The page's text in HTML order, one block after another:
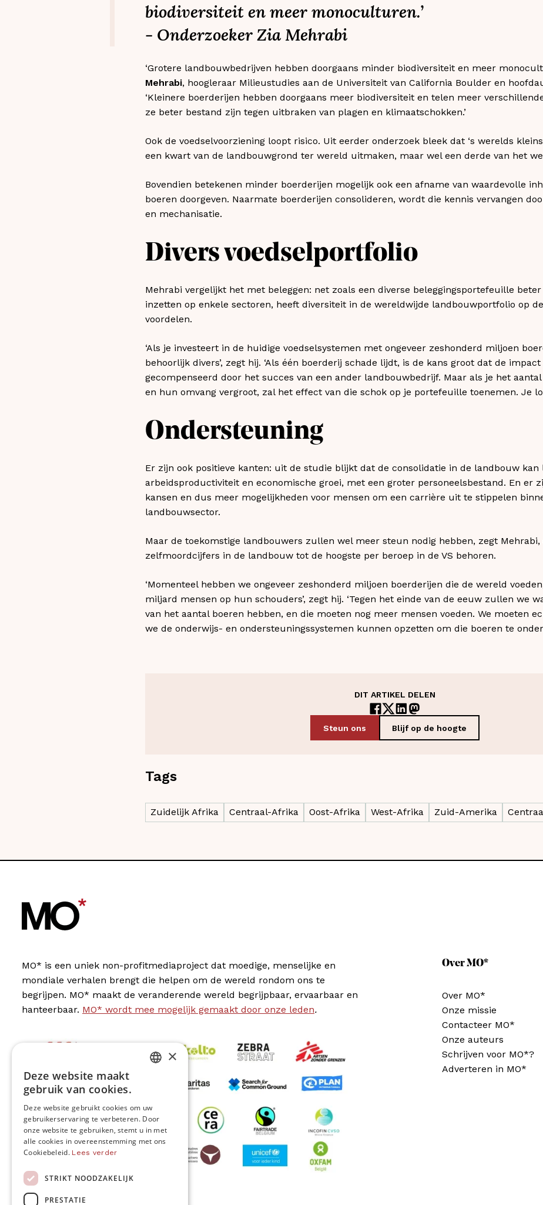
biodiversiteit en meer monoculturen.’
- Onderzoeker Zia Mehrabi
‘Grotere landbouwbedrijven hebben doorgaans minder biodiversiteit en meer
Mehrabi, hoogleraar Milieustudies aan de Universiteit van California Boulder en
‘Kleinere boerderijen hebben doorgaans meer biodiversiteit en telen meer
ze beter bestand zijn tegen uitbraken van plagen en klimaatschokken.’
Ook de voedselvoorziening loopt risico. Uit eerder onderzoek bleek dat ‘s werelds
een kwart van de landbouwgrond ter wereld uitmaken, maar wel een derde van het
Bovendien betekenen minder boerderijen mogelijk ook een afname van waardevolle
boeren doorgeven. Naarmate boerderijen consolideren, wordt die kennis vervangen
en mechanisatie.
Divers voedselportfolio
Mehrabi vergelijkt het met beleggen: net zoals een diverse beleggingsportefeuille
inzetten op enkele sectoren, heeft diversiteit in de wereldwijde landbouwportfolio op
voordelen.
‘Als je investeert in de huidige voedselsystemen met ongeveer zeshonderd miljoen
behoorlijk divers’, zegt hij. ‘Als één boerderij schade lijdt, is de kans groot dat de
gecompenseerd door het succes van een ander landbouwbedrijf. Maar als je het
en hun omvang vergroot, zal het effect van die schok op je portefeuille toenemen. Je
Ondersteuning
Er zijn ook positieve kanten: uit de studie blijkt dat de consolidatie in de landbouw kan
arbeidsproductiviteit en economische groei, met een groter personeelsbestand. En er
kansen en dus meer mogelijkheden voor mensen om een carrière uit te stippelen
landbouwsector.
Maar de toekomstige landbouwers zullen wel meer steun nodig hebben, zegt
zelfmoordcijfers in de landbouw tot de hoogste per beroep in de VS behoren.
‘Momenteel hebben we ongeveer zeshonderd miljoen boerderijen die de wereld
miljard mensen op hun schouders’, zegt hij. ‘Tegen het einde van de eeuw zullen we
van het aantal boeren hebben, en die moeten nog meer mensen voeden. We moeten
we de onderwijs- en ondersteuningssystemen kunnen opzetten om die boeren te
DIT ARTIKEL DELEN
Steun ons Blijf op de hoogte
Tags
Zuidelijk Afrika Centraal-Afrika Oost-Afrika West-Afrika Zuid-Amerika
MO* is een uniek non-profitmediaproject dat moedige, menselijke en
mondiale verhalen brengt die helpen om de wereld rondom ons te
begrijpen. MO* maakt de veranderende wereld begrijpbaar, ervaarbaar en
hanteerbaar. MO* wordt mee mogelijk gemaakt door onze leden.
MO* wordt gesteund door
Over MO*
Over MO*
Onze missie
Contacteer MO*
Onze auteurs
Schrijven voor MO*?
Adverteren in MO*
ENGLISH
×
Deze website maakt
gebruik van cookies.
Deze website gebruikt cookies om uw
gebruikerservaring te verbeteren. Door
onze website te gebruiken, stemt u in met
alle cookies in overeenstemming met ons
Cookiebeleid. Lees verder
STRIKT NOODZAKELIJK
PRESTATIE